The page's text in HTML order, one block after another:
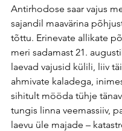
Antirhodose saar vajus
sajandil maavärina
tõttu. Erinevate allikate
meri sadamast 21.
laevad vajusid külili, liiv
ahmivate kaladega,
sihitult mööda tühje
tungis linna veemassiiv,
laevu üle majade –